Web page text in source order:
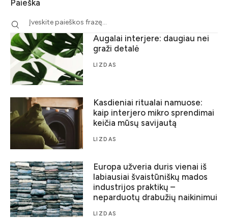
Paieška
Augalai interjere: daugiau nei
graži detalė
LIZDAS
Kasdieniai ritualai namuose:
kaip interjero mikro sprendimai
keičia mūsų savijautą
LIZDAS
Europa užveria duris vienai iš
labiausiai švaistūniškų mados
industrijos praktikų –
neparduotų drabužių naikinimui
LIZDAS